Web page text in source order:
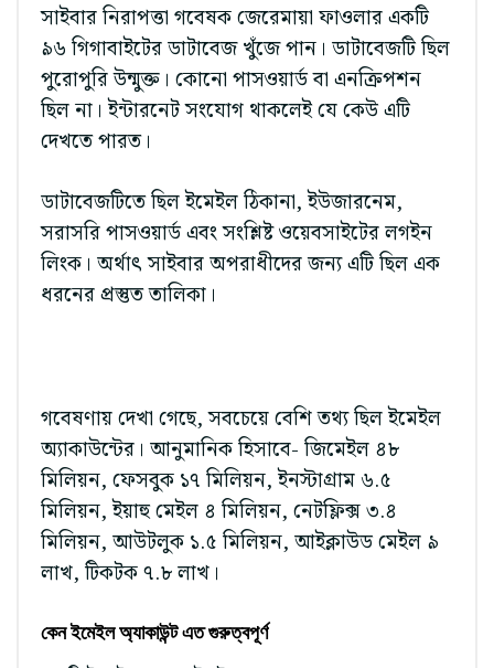
সাইবার নিরাপত্তা গবেষক জেরেমায়া ফাওলার একটি
৯৬ গিগাবাইটের ডাটাবেজ খুঁজে পান। ডাটাবেজটি ছিল
পুরোপুরি উন্মুক্ত। কোনো পাসওয়ার্ড বা এনক্রিপশন
ছিল না। ইন্টারনেট সংযোগ থাকলেই যে কেউ এটি
দেখতে পারত।
ডাটাবেজটিতে ছিল ইমেইল ঠিকানা, ইউজারনেম,
সরাসরি পাসওয়ার্ড এবং সংশ্লিষ্ট ওয়েবসাইটের লগইন
লিংক। অর্থাৎ সাইবার অপরাধীদের জন্য এটি ছিল এক
ধরনের প্রস্তুত তালিকা।
গবেষণায় দেখা গেছে, সবচেয়ে বেশি তথ্য ছিল ইমেইল
অ্যাকাউন্টের। আনুমানিক হিসাবে- জিমেইল ৪৮
মিলিয়ন, ফেসবুক ১৭ মিলিয়ন, ইনস্টাগ্রাম ৬.৫
মিলিয়ন, ইয়াহু মেইল ৪ মিলিয়ন, নেটফ্লিক্স ৩.৪
মিলিয়ন, আউটলুক ১.৫ মিলিয়ন, আইক্লাউড মেইল ৯
লাখ, টিকটক ৭.৮ লাখ।
কেন ইমেইল অ্যাকাউন্ট এত গুরুত্বপূর্ণ